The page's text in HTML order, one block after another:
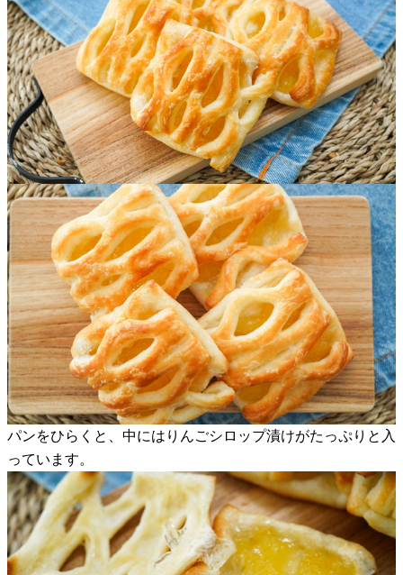
パンをひらくと、中にはりんごシロップ漬けがたっぷりと入
っています。